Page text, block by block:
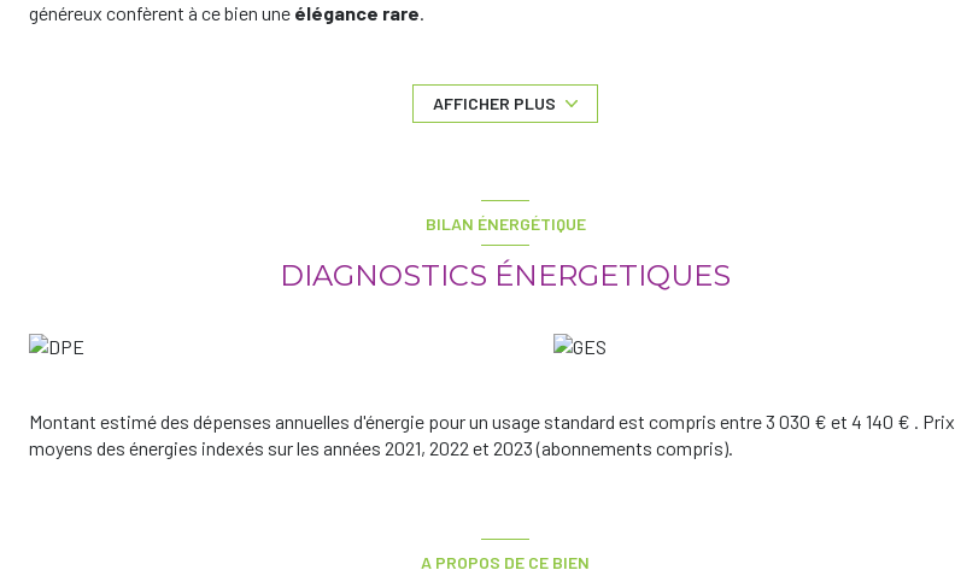
généreux confèrent à ce bien une élégance rare.
Les informations sur les risques auxquels ce bien est exposé sont disponibles sur le site
AFFICHER PLUS
BILAN ÉNERGÉTIQUE
DIAGNOSTICS ÉNERGETIQUES
Montant estimé des dépenses annuelles d'énergie pour un usage standard est compris entre 3 030 € et 4 140 € . Prix
moyens des énergies indexés sur les années 2021, 2022 et 2023 (abonnements compris).
A PROPOS DE CE BIEN